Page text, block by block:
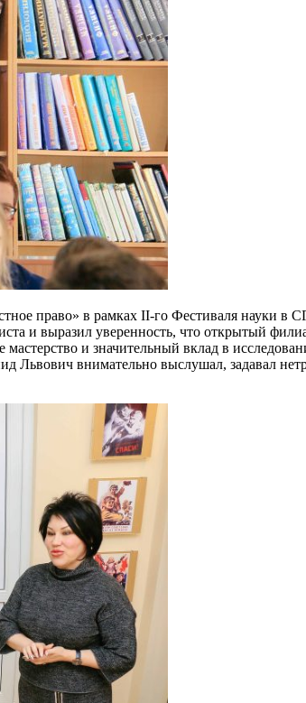
право» в рамках II-го Фестиваля науки
и выразил уверенность, что открытый
и значительный вклад в
Львович внимательно выслушал, задавал